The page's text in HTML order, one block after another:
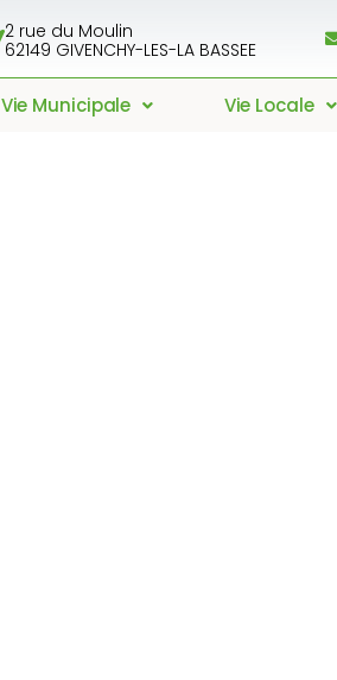
2 rue du Moulin
62149 GIVENCHY-LES-LA BASSEE
Vie Municipale Vie Locale